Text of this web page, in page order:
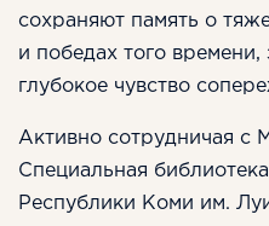
сохраняют память о
и победах того времени,
глубокое чувство
Активно сотрудничая с
Специальная
Республики Коми им.